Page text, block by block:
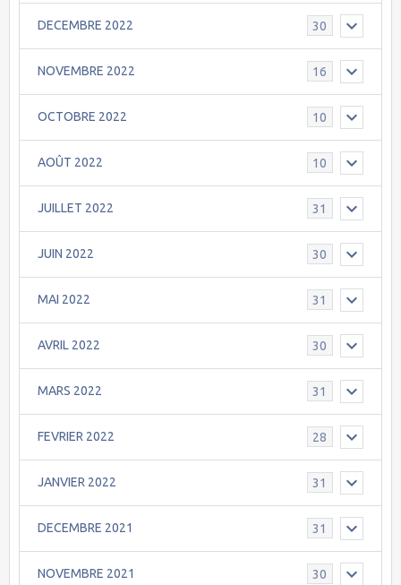
DECEMBRE 2022 30
NOVEMBRE 2022 16
OCTOBRE 2022 10
AOÛT 2022 10
JUILLET 2022 31
JUIN 2022 30
MAI 2022 31
AVRIL 2022 30
MARS 2022 31
FEVRIER 2022 28
JANVIER 2022 31
DECEMBRE 2021 31
NOVEMBRE 2021 30